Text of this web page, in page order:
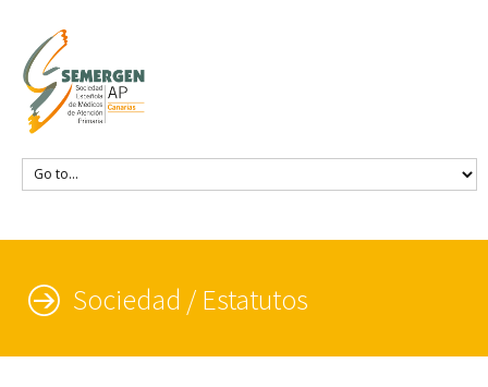
Sociedad / Estatutos